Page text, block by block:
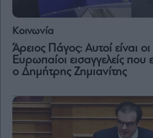
Κοινωνία
Άρειος Πάγος: Αυτοί είναι οι
Ευρωπαίοι εισαγγελείς που
ο Δημήτρης Ζημιανίτης